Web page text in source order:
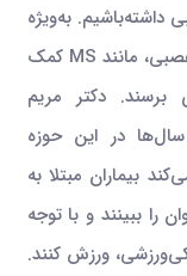
داشته‌باشیم. به‌ویژه
برنامه‌ریزی به مبتلایان بیماری‌های سیستم عصبی، مانند MS کمک
دکتر مریم
در این حوزه
بیماران مبتلا به
ببینند و با توجه
ورزش کنند.